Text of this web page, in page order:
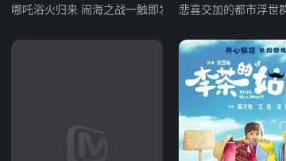
哪吒浴火归来 闹海之战一触即发 悲喜交加的都市浮世